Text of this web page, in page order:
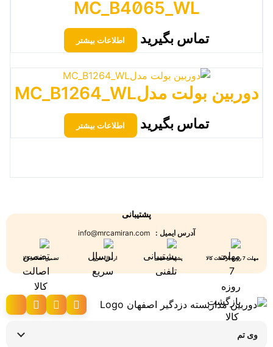
MC_B4065_WL
تماس بگیرید اطلاعات بیشتر
دوربین بولت مدلMC_B1264_WL
تماس بگیرید اطلاعات بیشتر
پشتیبانی
آدرس ایمیل :
مهلت 7 روزه بازگشت کالا پشتیبانی تلفنی ارسال سریع تضمین اصالت کالا
وی تم